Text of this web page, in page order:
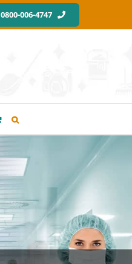
0800-006-4747